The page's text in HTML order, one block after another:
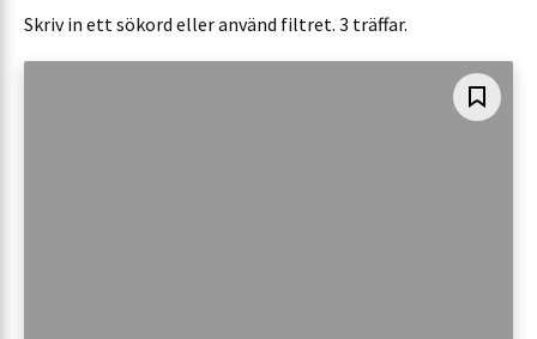
Skriv in ett sökord eller använd filtret. 3 träffar.